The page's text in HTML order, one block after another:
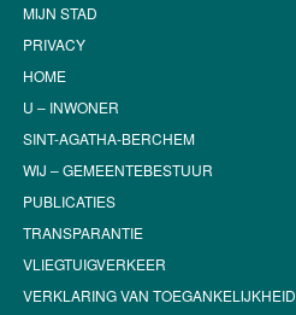
MIJN STAD
PRIVACY
HOME
U – INWONER
SINT-AGATHA-BERCHEM
WIJ – GEMEENTEBESTUUR
PUBLICATIES
TRANSPARANTIE
VLIEGTUIGVERKEER
VERKLARING VAN TOEGANKELIJKHEID